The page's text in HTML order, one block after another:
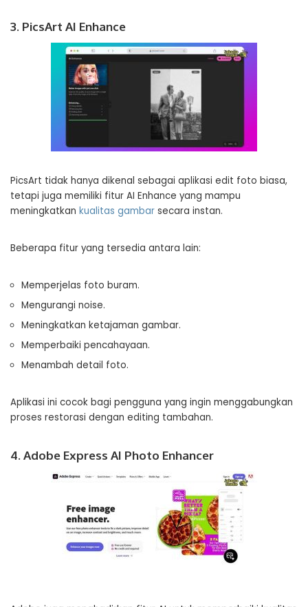
3. PicsArt AI Enhance
PicsArt tidak hanya dikenal sebagai aplikasi edit foto biasa,
tetapi juga memiliki fitur AI Enhance yang mampu
meningkatkan kualitas gambar secara instan.
Beberapa fitur yang tersedia antara lain:
Memperjelas foto buram.
Mengurangi noise.
Meningkatkan ketajaman gambar.
Memperbaiki pencahayaan.
Menambah detail foto.
Aplikasi ini cocok bagi pengguna yang ingin menggabungkan
proses restorasi dengan editing tambahan.
4. Adobe Express AI Photo Enhancer